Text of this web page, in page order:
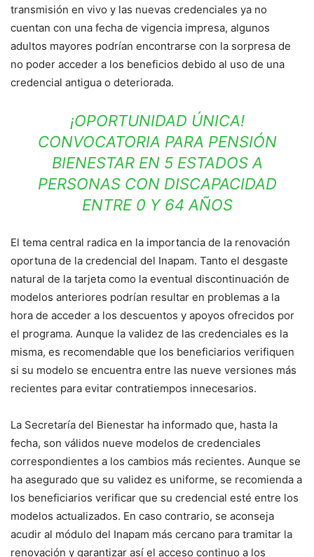
transmisión en vivo y las nuevas credenciales ya no
cuentan con una fecha de vigencia impresa, algunos
adultos mayores podrían encontrarse con la sorpresa de
no poder acceder a los beneficios debido al uso de una
credencial antigua o deteriorada.
¡OPORTUNIDAD ÚNICA!
CONVOCATORIA PARA PENSIÓN
BIENESTAR EN 5 ESTADOS A
PERSONAS CON DISCAPACIDAD
ENTRE 0 Y 64 AÑOS
El tema central radica en la importancia de la renovación
oportuna de la credencial del Inapam. Tanto el desgaste
natural de la tarjeta como la eventual discontinuación de
modelos anteriores podrían resultar en problemas a la
hora de acceder a los descuentos y apoyos ofrecidos por
el programa. Aunque la validez de las credenciales es la
misma, es recomendable que los beneficiarios verifiquen
si su modelo se encuentra entre las nueve versiones más
recientes para evitar contratiempos innecesarios.
La Secretaría del Bienestar ha informado que, hasta la
fecha, son válidos nueve modelos de credenciales
correspondientes a los cambios más recientes. Aunque se
ha asegurado que su validez es uniforme, se recomienda a
los beneficiarios verificar que su credencial esté entre los
modelos actualizados. En caso contrario, se aconseja
acudir al módulo del Inapam más cercano para tramitar la
renovación y garantizar así el acceso continuo a los